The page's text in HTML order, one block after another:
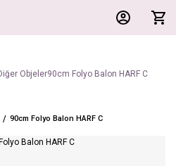
90cm Folyo Balon HARF C